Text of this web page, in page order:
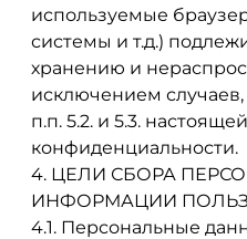
используемые
системы и т.д.)
хранению и
исключением
п.п. 5.2. и 5.3.
конфиденциальности.
4. ЦЕЛИ СБОРА
ИНФОРМАЦИИ
4.1. Персональные